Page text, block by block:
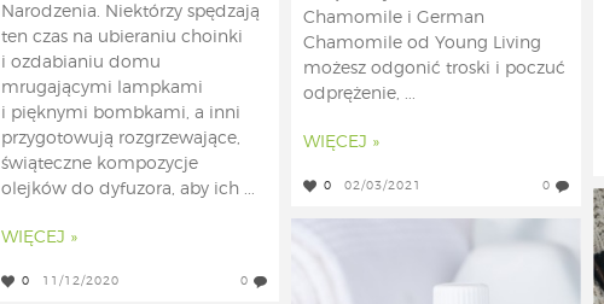
Chamomile i German
Chamomile od Young Living
możesz odgonić troski i poczuć
odprężenie, ...
WIĘCEJ »
0 02/03/2021 0
Narodzenia. Niektórzy spędzają
ten czas na ubieraniu choinki
i ozdabianiu domu
mrugającymi lampkami
i pięknymi bombkami, a inni
przygotowują rozgrzewające,
świąteczne kompozycje
olejków do dyfuzora, aby ich ...
WIĘCEJ »
0 11/12/2020 0